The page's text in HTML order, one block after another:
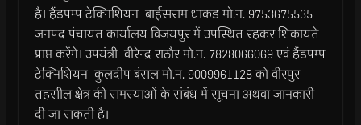
है। हैंडपम्प टेक्निशियन बाईसराम धाकड मो.न. 9753675535
जनपद पंचायत कार्यालय विजयपुर में उपस्थित रहकर शिकायते
प्राप्त करेंगे। उपयंत्री वीरेन्द्र राठौर मो.न. 7828066069 एवं हैंडपम्प
टेक्निशियन कुलदीप बंसल मो.न. 9009961128 को वीरपुर
तहसील क्षेत्र की समस्याओं के संबंध में सूचना अथवा जानकारी
दी जा सकती है।